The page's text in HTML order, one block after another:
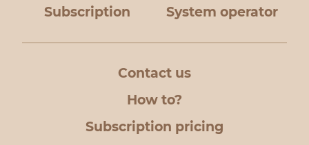
Subscription System operator
Contact us
How to?
Subscription pricing